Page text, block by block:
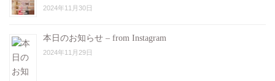
2024年11月30日
本日のお知らせ – from Instagram
2024年11月29日